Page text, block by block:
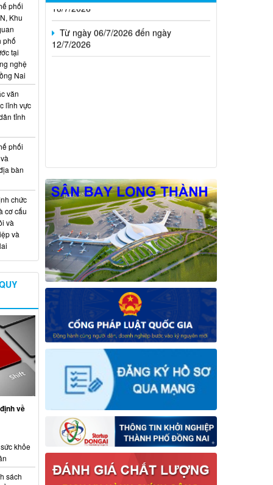
12/7/2026
phối
Khu
phố
tại
nghệ
Nai
văn
lĩnh vực
tỉnh
phối
bàn
chức
cơ cấu
và
và
về
khỏe
sách